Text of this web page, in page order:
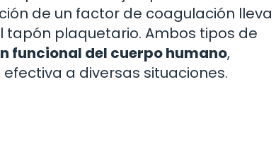
de un factor de coagulación lleva
plaquetario. Ambos tipos de
funcional del cuerpo humano,
a diversas situaciones.